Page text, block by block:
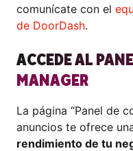
comunícate con el
de DoorDash.
ACCEDE AL
MANAGER
La página “Panel de
anuncios te ofrece
rendimiento de tu